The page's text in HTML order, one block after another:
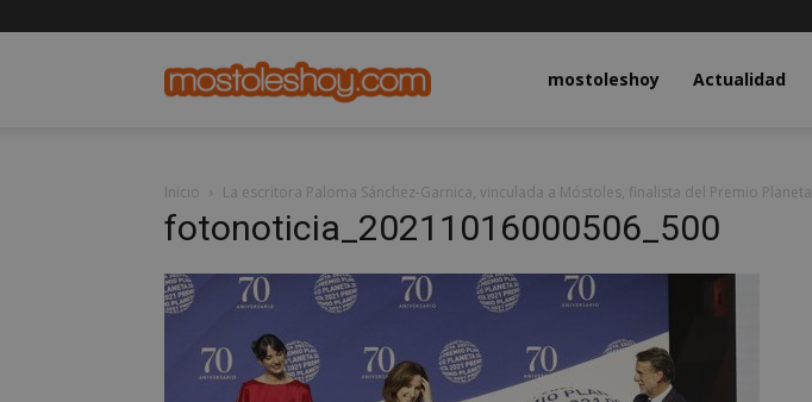
mostoleshoy.commostoleshoy Actualidad
Inicio La escritora Paloma Sánchez-Garnica, vinculada a Móstoles, finalista del Premio Planeta
fotonoticia_20211016000506_500